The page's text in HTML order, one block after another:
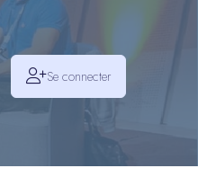
Se connecter